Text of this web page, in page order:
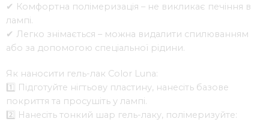
✔ Комфортна полімеризація – не викликає печіння в
лампі.
✔ Легко знімається – можна видалити спилюванням
або за допомогою спеціальної рідини.
Як наносити гель-лак Color Luna:
1️⃣ Підготуйте нігтьову пластину, нанесіть базове
покриття та просушіть у лампі.
2️⃣ Нанесіть тонкий шар гель-лаку, полімеризуйте: